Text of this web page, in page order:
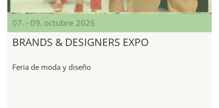
07. - 09. octubre 2026
BRANDS & DESIGNERS EXPO
Feria de moda y diseño